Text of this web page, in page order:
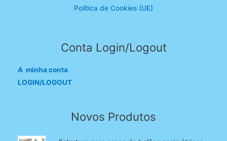
Política de Cookies (UE)
Conta Login/Logout
A minha conta
LOGIN/LOGOUT
Novos Produtos